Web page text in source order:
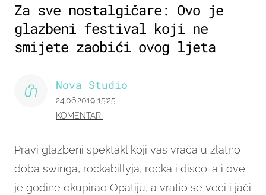
Za sve nostalgičare: Ovo je
glazbeni festival koji ne
smijete zaobići ovog ljeta
Pravi glazbeni spektakl koji vas vraća u zlatno
doba swinga, rockabillyja, rocka i disco-a i ove
je godine okupirao Opatiju, a vratio se veći i jači
Nova Studio
24.06.2019 15:25
KOMENTARI